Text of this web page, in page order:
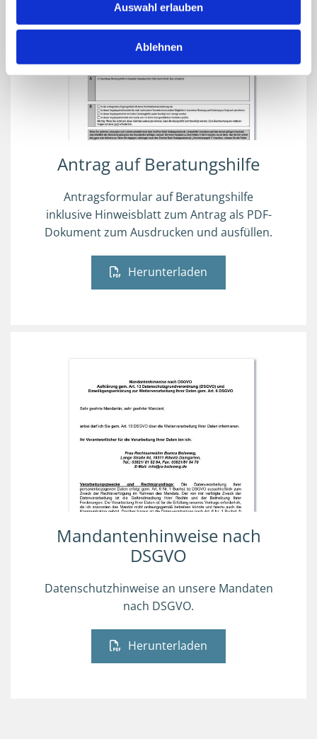
Auswahl erlauben
Ablehnen
Antrag auf Beratungshilfe
Antragsformular auf Beratungshilfe
inklusive Hinweisblatt zum Antrag als PDF-
Dokument zum Ausdrucken und ausfüllen.
Herunterladen
Mandantenhinweise nach
DSGVO
Datenschutzhinweise an unsere Mandaten
nach DSGVO.
Herunterladen